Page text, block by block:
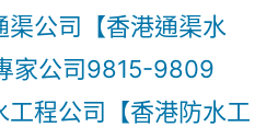
渠公司【香港通渠水
家公司9815-9809
程公司【香港防水工